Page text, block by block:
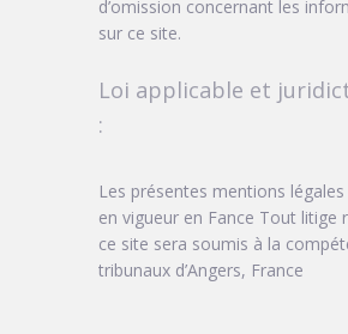
d’omission concernant les
sur ce site.
Loi applicable et
:
Les présentes mentions
en vigueur en Fance Tout litige
ce site sera soumis à la
tribunaux d’Angers, France